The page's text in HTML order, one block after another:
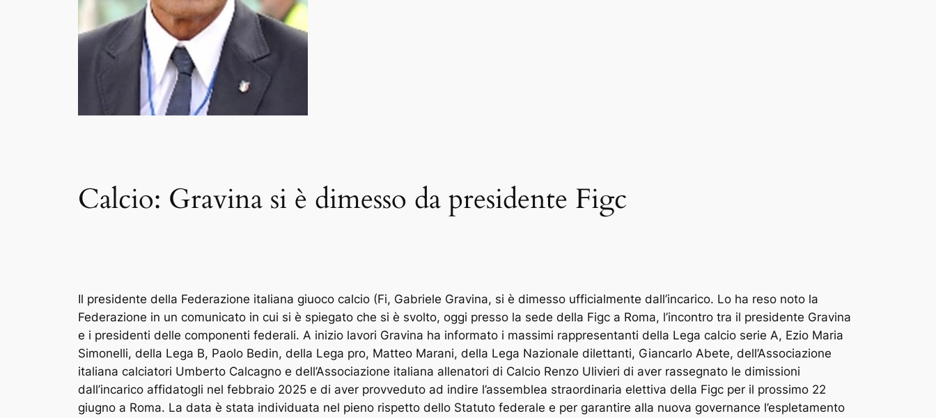
Calcio: Gravina si è dimesso da presidente Figc
Il presidente della Federazione italiana giuoco calcio (Fi, Gabriele Gravina, si è dimesso ufficialmente dall’incarico. Lo ha reso noto la
Federazione in un comunicato in cui si è spiegato che si è svolto, oggi presso la sede della Figc a Roma, l’incontro tra il presidente Gravina
e i presidenti delle componenti federali. A inizio lavori Gravina ha informato i massimi rappresentanti della Lega calcio serie A, Ezio Maria
Simonelli, della Lega B, Paolo Bedin, della Lega pro, Matteo Marani, della Lega Nazionale dilettanti, Giancarlo Abete, dell’Associazione
italiana calciatori Umberto Calcagno e dell’Associazione italiana allenatori di Calcio Renzo Ulivieri di aver rassegnato le dimissioni
dall’incarico affidatogli nel febbraio 2025 e di aver provveduto ad indire l’assemblea straordinaria elettiva della Figc per il prossimo 22
giugno a Roma. La data è stata individuata nel pieno rispetto dello Statuto federale e per garantire alla nuova governance l’espletamento